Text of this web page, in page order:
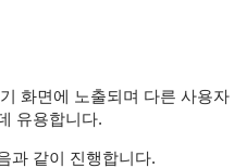
화면에 노출되며 다른 사용자
유용합니다.
과 같이 진행합니다.